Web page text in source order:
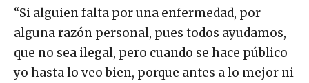
“Si alguien falta por una enfermedad, por
alguna razón personal, pues todos ayudamos,
que no sea ilegal, pero cuando se hace público
yo hasta lo veo bien, porque antes a lo mejor ni